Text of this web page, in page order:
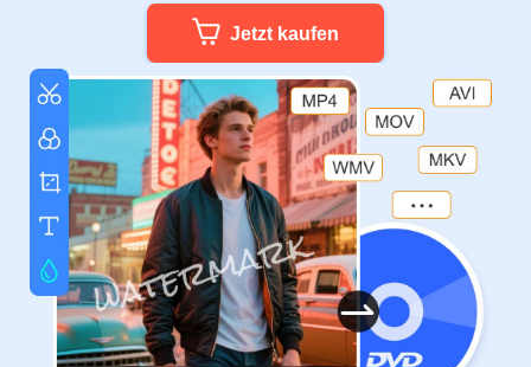
Jetzt kaufen